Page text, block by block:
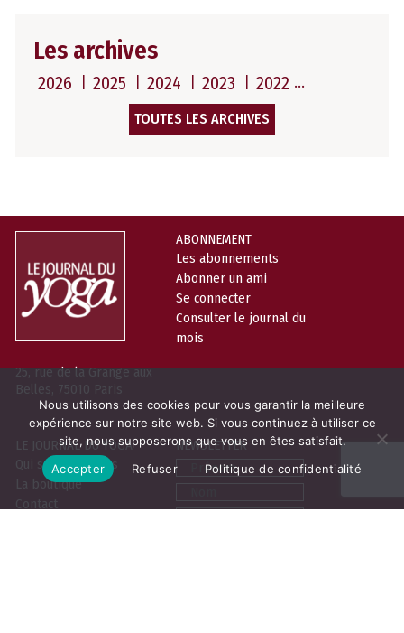
Les archives
2026 2025 2024 2023 2022
TOUTES LES ARCHIVES
25, rue de la Grange aux
Belles, 75010 Paris
ABONNEMENT
Les abonnements
Abonner un ami
Se connecter
Consulter le journal du
mois
LE JOURNAL DU YOGA
Qui sommes-nous
La boutique
Contact
NEWSLETTER
Prénom
Nom
Email
Nous utilisons des cookies pour vous garantir la meilleure
expérience sur notre site web. Si vous continuez à utiliser ce
site, nous supposerons que vous en êtes satisfait.
Accepter
Refuser Politique de confidentialité